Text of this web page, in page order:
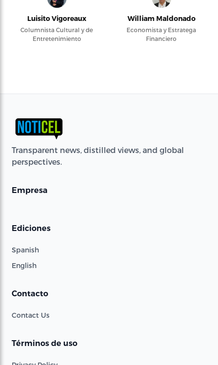
Luisito Vigoreaux
Columnista Cultural y de
Entretenimiento
William Maldonado
Economista y Estratega
Financiero
Transparent news, distilled views, and global
perspectives.
Empresa
Ediciones
Spanish
English
Contacto
Contact Us
Términos de uso